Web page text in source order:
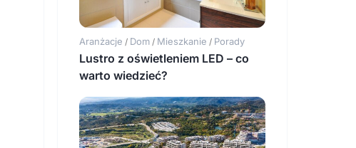
Aranżacje / Dom / Mieszkanie / Porady
Lustro z oświetleniem LED – co
warto wiedzieć?